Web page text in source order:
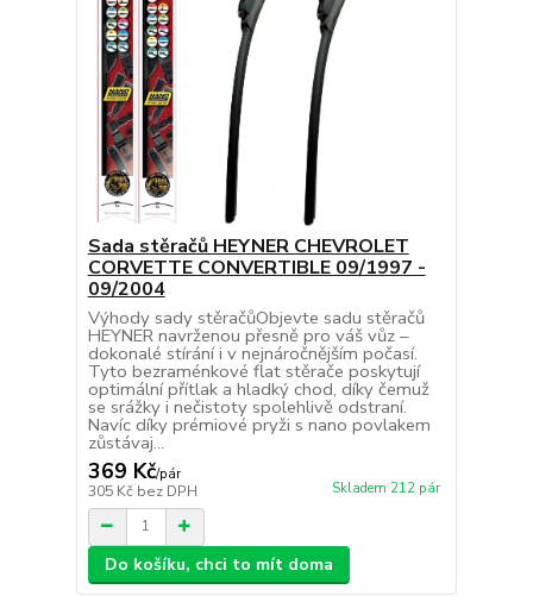
Sada stěračů HEYNER CHEVROLET
CORVETTE CONVERTIBLE 09/1997 -
09/2004
Výhody sady stěračůObjevte sadu stěračů
HEYNER navrženou přesně pro váš vůz –
dokonalé stírání i v nejnáročnějším počasí.
Tyto bezraménkové flat stěrače poskytují
optimální přítlak a hladký chod, díky čemuž
se srážky i nečistoty spolehlivě odstraní.
Navíc díky prémiové pryži s nano povlakem
zůstávaj...
369 Kč/pár
305 Kč bez DPH Skladem 212 pár
Do košíku, chci to mít doma